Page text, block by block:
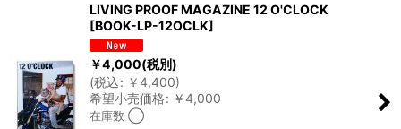
LIVING PROOF MAGAZINE 12 O'CLOCK
[BOOK-LP-12OCLK]
￥4,000(税別)
(税込: ￥4,400)
希望小売価格: ￥4,000
在庫数 ◯